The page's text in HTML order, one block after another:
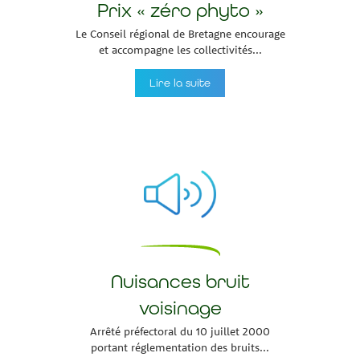
Prix « zéro phyto »
Le Conseil régional de Bretagne encourage
et accompagne les collectivités...
Lire la suite
Nuisances bruit
voisinage
Arrêté préfectoral du 10 juillet 2000
portant réglementation des bruits...